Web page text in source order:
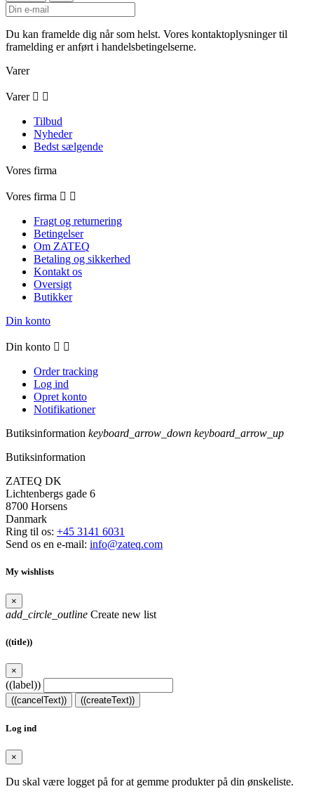
Du kan framelde dig når som helst. Vores kontaktoplysninger til
framelding er anført i handelsbetingelserne.
Varer
Varer  
Tilbud
Nyheder
Bedst sælgende
Vores firma
Vores firma  
Fragt og returnering
Betingelser
Om ZATEQ
Betaling og sikkerhed
Kontakt os
Oversigt
Butikker
Din konto
Din konto  
Order tracking
Log ind
Opret konto
Notifikationer
Butiksinformation keyboard_arrow_down keyboard_arrow_up
Butiksinformation
ZATEQ DK
Lichtenbergs gade 6
8700 Horsens
Danmark
Ring til os: +45 3141 6031
Send os en e-mail: info@zateq.com
My wishlists
×
add_circle_outline Create new list
((title))
×
((label))
((cancelText)) ((createText))
Log ind
×
Du skal være logget på for at gemme produkter på din ønskeliste.